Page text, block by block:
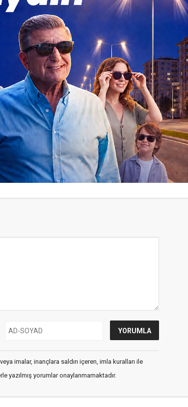
imalar, inançlara saldırı içeren, imla kuralları ile
yazılmış yorumlar onaylanmamaktadır.